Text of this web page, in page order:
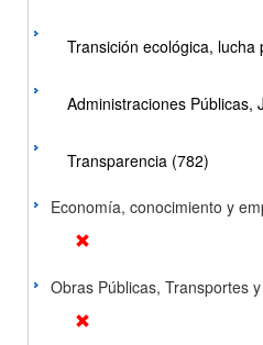
Transición ecológica,
Administraciones Públicas,
Transparencia (782)
Economía, conocimiento y
Obras Públicas, Transportes